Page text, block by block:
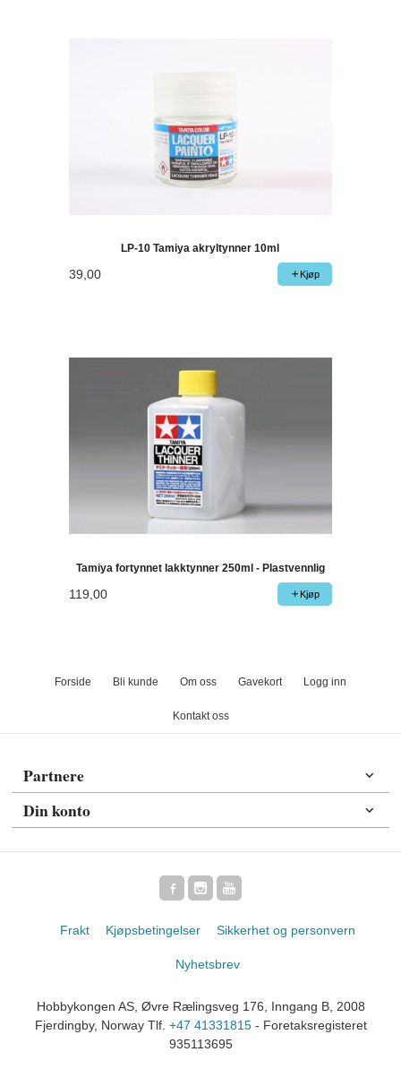
LP-10 Tamiya akryltynner 10ml
39,00 Kjøp
Tamiya fortynnet lakktynner 250ml - Plastvennlig
119,00 Kjøp
Forside Bli kunde Om oss Gavekort Logg inn
Kontakt oss
Partnere
Din konto
Frakt Kjøpsbetingelser Sikkerhet og personvern
Nyhetsbrev
Hobbykongen AS, Øvre Rælingsveg 176, Inngang B, 2008
Fjerdingby, Norway Tlf. +47 41331815- Foretaksregisteret
935113695